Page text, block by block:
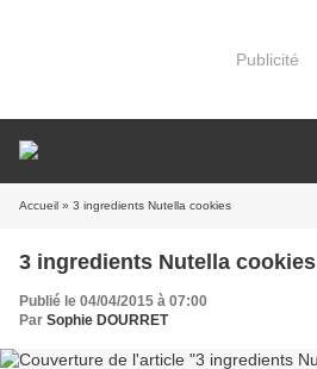
Publicité
Accueil » 3 ingredients Nutella cookies
3 ingredients Nutella cookies
Publié le 04/04/2015 à 07:00
Par Sophie DOURRET